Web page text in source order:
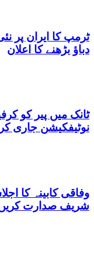
ٹرمپ کا ایران پر
دباؤ بڑھنے کا اعلان
ٹانک میں پیر کو
نوٹیفکیشن جاری کر
وفاقی کابینہ کا
شریف صدارت